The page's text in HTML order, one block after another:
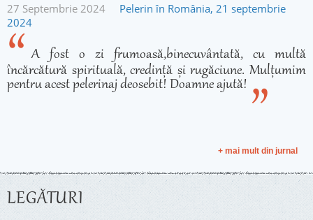
27 Septembrie 2024
Pelerin în România, 21 septembrie
2024
A fost o zi frumoasă,binecuvântată, cu multă
încărcătură spirituală, credință și rugăciune. Mulțumim
pentru acest pelerinaj deosebit! Doamne ajută!
+ mai mult din jurnal
LEGĂTURI